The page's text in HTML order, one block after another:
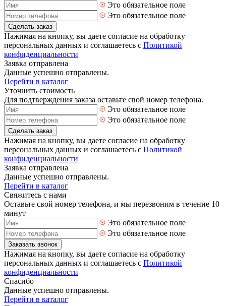
Это обязательное поле
Это обязательное поле
Сделать заказ
Нажимая на кнопку, вы даете согласие на обработку
персональных данных и соглашаетесь с Политикой
конфиденциальности
Заявка отправлена
Данные успешно отправлены.
Перейти в каталог
Уточнить стоимость
Для подтверждения заказа оставьте свой номер телефона.
Это обязательное поле
Это обязательное поле
Сделать заказ
Нажимая на кнопку, вы даете согласие на обработку
персональных данных и соглашаетесь с Политикой
конфиденциальности
Заявка отправлена
Данные успешно отправлены.
Перейти в каталог
Свяжитесь с нами
Оставьте свой номер телефона, и мы перезвоним в течение 10
минут
Это обязательное поле
Это обязательное поле
Заказать звонок
Нажимая на кнопку, вы даете согласие на обработку
персональных данных и соглашаетесь с Политикой
конфиденциальности
Спасибо
Данные успешно отправлены.
Перейти в каталог